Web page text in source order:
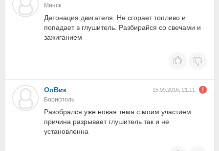
Минск
Детонация двигателя. Не сгорает топливо и
попадает в глушитель. Разбирайся со свечами и
зажиганием
ОлВик 15.09.2016, 21:11
Борисполь
Разобрался уже новая тема с моим участием
причина разрывает глушитель так и не
установленна